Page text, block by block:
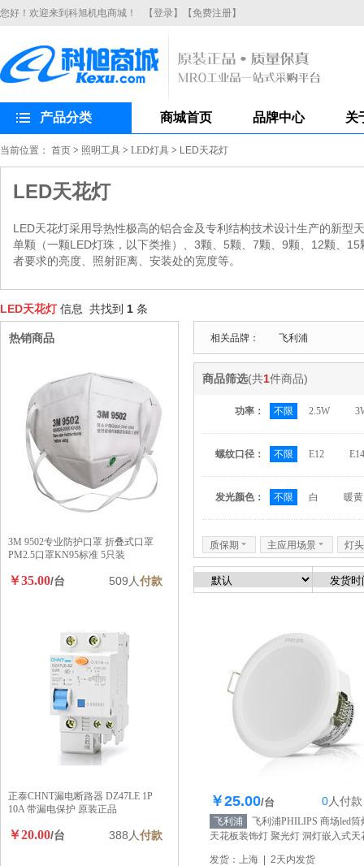
您好！欢迎来到科旭机电商城！ 【登录】 【免费注册】
产品分类 商城首页 品牌中心 关
当前位置： 首页 > 照明工具 > LED灯具 > LED天花灯
LED天花灯
LED天花灯采用导热性极高的铝合金及专利结构技术设计生产的新
单颗（一颗LED灯珠，以下类推）、3颗、5颗、7颗、9颗、12颗、
者要求的亮度、照射距离、安装处的宽度等。
LED天花灯信息 共找到 1 条
相关品牌： 飞利浦
商品筛选(共1件商品)
功率： 不限 2.5W
螺纹口径： 不限 E12 E14
发光颜色： 不限 白 暖黄
质保期 6 主应用场景 6 灯
库存128个
￥25.00/台 0人付款
飞利浦
飞利浦PHILIPS 商场led筒
天花板装饰灯 聚光灯 洞灯嵌入式天
发货：上海 | 2天内发货
热销商品
3M 9502专业防护口罩 折叠式口罩
PM2.5口罩KN95标准 5只装
￥35.00/台 509人付款
正泰CHNT漏电断路器 DZ47LE 1P
10A 带漏电保护 原装正品
￥20.00/台 388人付款